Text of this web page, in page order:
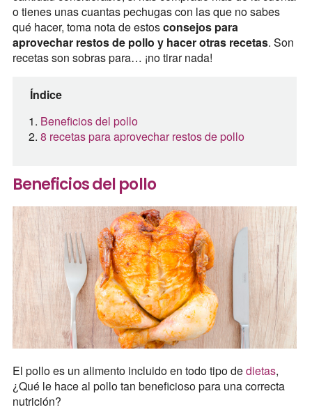
o tienes unas cuantas pechugas con las que no sabes
qué hacer, toma nota de estosconsejos para
aprovechar restos de pollo y hacer otras recetas. Son
recetas son sobras para… ¡no tirar nada!
Índice
Beneficios del pollo
8 recetas para aprovechar restos de pollo
Beneficios del pollo
El pollo es un alimento incluido en todo tipo dedietas,
¿Qué le hace al pollo tan beneficioso para una correcta
nutrición?